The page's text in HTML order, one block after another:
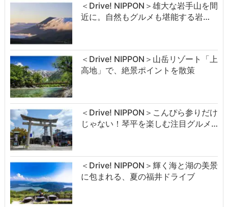
＜Drive! NIPPON＞雄大な岩手山を間
近に。自然もグルメも堪能する岩…
＜Drive! NIPPON＞山岳リゾート「上
高地」で、絶景ポイントを散策
＜Drive! NIPPON＞こんぴら参りだけ
じゃない！琴平を楽しむ注目グルメ…
＜Drive! NIPPON＞輝く海と湖の美景
に包まれる、夏の福井ドライブ